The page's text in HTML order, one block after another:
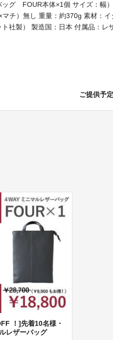
ッグ FOUR本体×1個 サイズ：幅
マチ）無し 重量：約370g 素材：イ
ト社製） 製造国：日本 付属品：レ
ご提供予
！]先着10名様・
レザーバッグ